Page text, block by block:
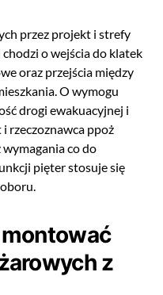
przez projekt i strefy
o wejścia do klatek
oraz przejścia między
O wymogu
drogi ewakuacyjnej i
rzeczoznawca ppoż
co do
pięter stosuje się
z